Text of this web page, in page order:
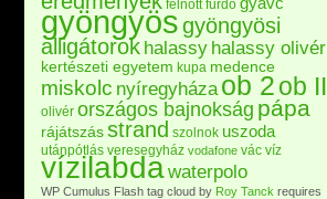
felnőtt fürdő
gyöngyösgyöngyösi
alligátorok halassy halassy olivér
kertészeti egyetem kupa medence
miskolc nyíregyháza ob 2ob II
olivér országos bajnokság pápa
rájátszás strand szolnok uszoda
utánpótlás veresegyház vodafone vác víz
vízilabdawaterpolo
WP Cumulus Flash tag cloud by Roy Tanck requires